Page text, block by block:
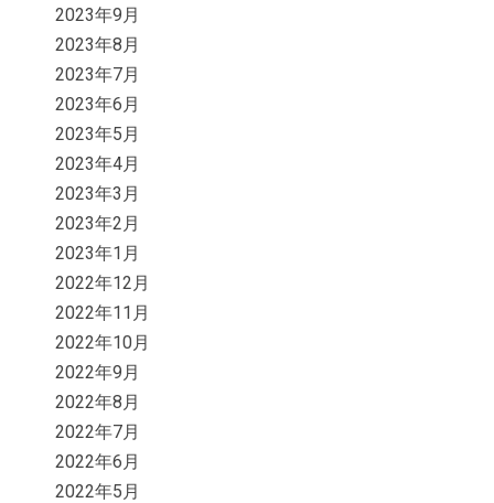
2023年9月
2023年8月
2023年7月
2023年6月
2023年5月
2023年4月
2023年3月
2023年2月
2023年1月
2022年12月
2022年11月
2022年10月
2022年9月
2022年8月
2022年7月
2022年6月
2022年5月